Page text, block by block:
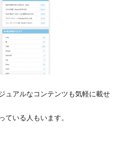
ュアルなコンテンツも気軽に載せ
ている人もいます。